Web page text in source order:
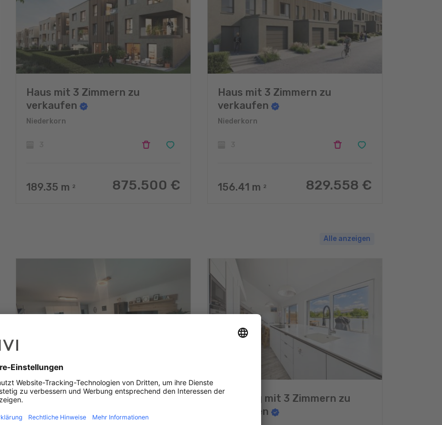
Haus mit 3 Zimmern zu
verkaufen
Niederkorn
189.35 m 2 875.500 €
Haus mit 3 Zimmern zu
verkaufen
Niederkorn
156.41 m 2 829.558 €
Alle anzeigen
Wohnung mit 2 Zimmern zu
Wohnung mit 3 Zimmern zu
verkaufen